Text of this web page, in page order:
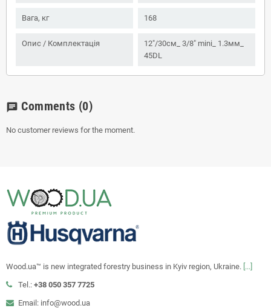
Вага, кг 168
Опис / Комплектація
12"/30см_ 3/8" mini_ 1.3мм_
45DL
chat Comments (0)
No customer reviews for the moment.
Wood.ua™ is new integrated forestry business in Kyiv region, Ukraine. [...]
Tel.: +38 050 357 7725
Email: info@wood.ua